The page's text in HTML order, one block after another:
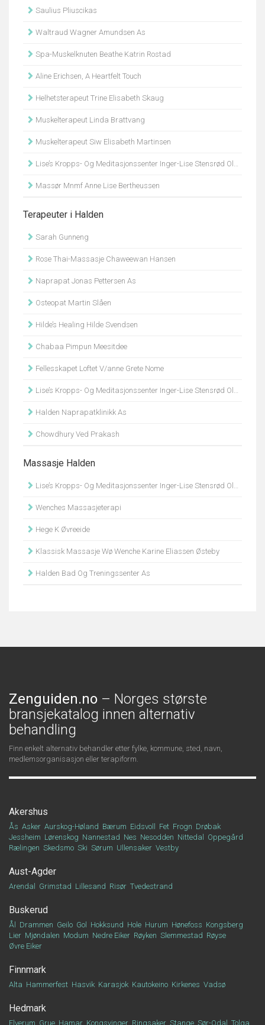
Saulius Pliuscikas
Waltraud Wagner Amundsen As
Spa-Muskelknuten Beathe Katrin Rostad
Aline Erichsen, A Heartfelt Touch
Helhetsterapeut Trine Elisabeth Skaug
Muskelterapeut Linda Brattvang
Muskelterapeut Siw Elisabeth Martinsen
Lise’s Kropps- Og Meditasjonssenter Inger-Lise Stensrød Olsen
Massør Mnmf Anne Lise Bertheussen
Terapeuter i Halden
Sarah Gunneng
Rose Thai-Massasje Chaweewan Hansen
Naprapat Jonas Pettersen As
Osteopat Martin Slåen
Hilde’s Healing Hilde Svendsen
Chabaa Pimpun Meesitdee
Fellesskapet Loftet V/anne Grete Nome
Lise’s Kropps- Og Meditasjonssenter Inger-Lise Stensrød Olsen
Halden Naprapatklinikk As
Chowdhury Ved Prakash
Massasje Halden
Lise’s Kropps- Og Meditasjonssenter Inger-Lise Stensrød Olsen
Wenches Massasjeterapi
Hege K Øvreeide
Klassisk Massasje Wø Wenche Karine Eliassen Østeby
Halden Bad Og Treningssenter As
Zenguiden.no – Norges største
bransjekatalog innen alternativ
behandling
Finn enkelt alternativ behandler etter fylke, kommune, sted, navn,
medlemsorganisasjon eller terapiform.
Akershus
Ås Asker Aurskog-Høland Bærum Eidsvoll Fet Frogn Drøbak
Jessheim Lørenskog Nannestad Nes Nesodden Nittedal
Oppegård
Rælingen Skedsmo Ski Sørum Ullensaker Vestby
Aust-Agder
Arendal Grimstad Lillesand Risør Tvedestrand
Buskerud
Ål Drammen Geilo Gol Hokksund Hole Hurum Hønefoss Kongsberg
Lier Mjøndalen Modum Nedre Eiker Røyken Slemmestad Røyse
Øvre Eiker
Finnmark
Alta Hammerfest Hasvik Karasjok Kautokeino Kirkenes Vadsø
Hedmark
Elverum Grue Hamar Kongsvinger Ringsaker Stange Sør-Odal
Tolga